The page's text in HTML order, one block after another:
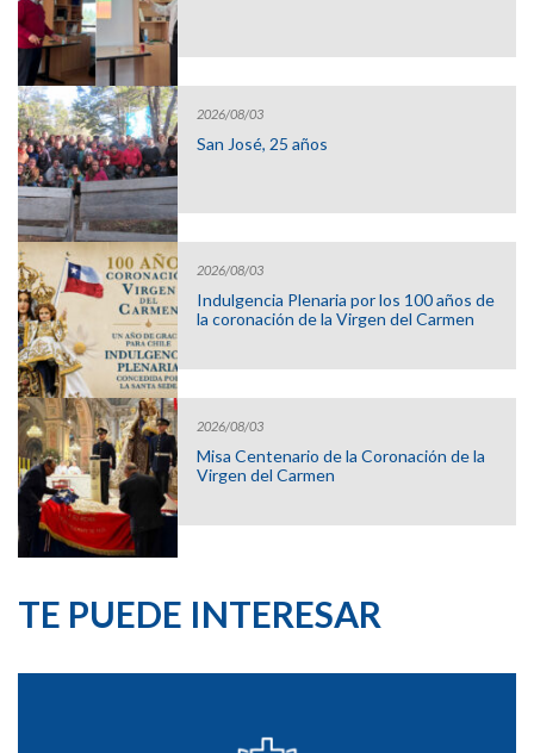
2026/08/03
San José, 25 años
2026/08/03
Indulgencia Plenaria por los 100 años de
la coronación de la Virgen del Carmen
2026/08/03
Misa Centenario de la Coronación de la
Virgen del Carmen
TE PUEDE INTERESAR